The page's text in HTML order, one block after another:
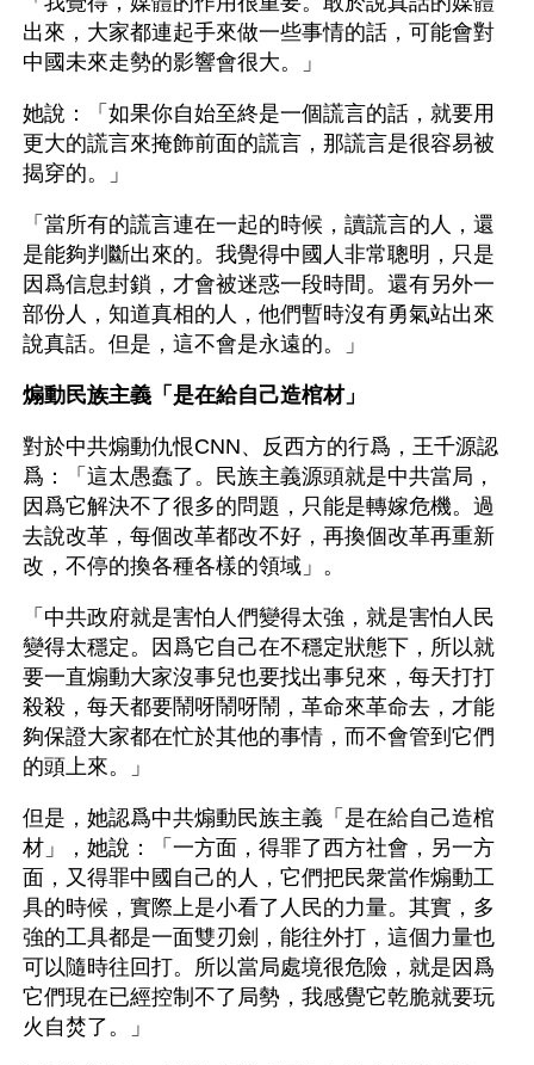
出來，大家都連起手來做一些事情的話，可能會對
中國未來走勢的影響會很大。」
她說：「如果你自始至終是一個謊言的話，就要用
更大的謊言來掩飾前面的謊言，那謊言是很容易被
揭穿的。」
「當所有的謊言連在一起的時候，讀謊言的人，還
是能夠判斷出來的。我覺得中國人非常聰明，只是
因爲信息封鎖，才會被迷惑一段時間。還有另外一
部份人，知道真相的人，他們暫時沒有勇氣站出來
說真話。但是，這不會是永遠的。」
煽動民族主義「是在給自己造棺材」
對於中共煽動仇恨CNN、反西方的行爲，王千源認
爲：「這太愚蠢了。民族主義源頭就是中共當局，
因爲它解決不了很多的問題，只能是轉嫁危機。過
去說改革，每個改革都改不好，再換個改革再重新
改，不停的換各種各樣的領域」。
「中共政府就是害怕人們變得太強，就是害怕人民
變得太穩定。因爲它自己在不穩定狀態下，所以就
要一直煽動大家沒事兒也要找出事兒來，每天打打
殺殺，每天都要鬧呀鬧呀鬧，革命來革命去，才能
夠保證大家都在忙於其他的事情，而不會管到它們
的頭上來。」
但是，她認爲中共煽動民族主義「是在給自己造棺
材」，她說：「一方面，得罪了西方社會，另一方
面，又得罪中國自己的人，它們把民衆當作煽動工
具的時候，實際上是小看了人民的力量。其實，多
強的工具都是一面雙刃劍，能往外打，這個力量也
可以隨時往回打。所以當局處境很危險，就是因爲
它們現在已經控制不了局勢，我感覺它乾脆就要玩
火自焚了。」